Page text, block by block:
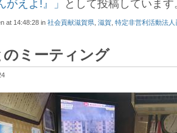
がえよ!』」
として投稿しています
at 14:48:28 in 社会貢献滋賀県 滋賀 特定非営利活動法人
のミーティング